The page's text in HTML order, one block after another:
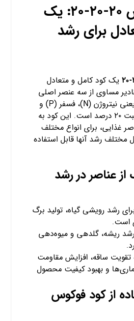
کود فوکوس ۲۰-۲۰-۲۰: یک
برای رشد
یک کود کامل و متعادل
مساوی از سه عنصر اصلی
مورد نیاز گیاهان یعنی نیتروژن (N)، فسفر (P) و
پتاسیم (K) به نسبت ۲۰ درصد است. این کود به
غذایی، برای انواع مختلف
مختلف رشد آنها قابل استفاده
عناصر در رشد
رشد رویشی گیاه، تولید برگ
است.
ریشه، گلدهی و میوه‌دهی
تقویت ساقه، افزایش مقاومت
و بهبود کیفیت محصول
از کود فوکوس